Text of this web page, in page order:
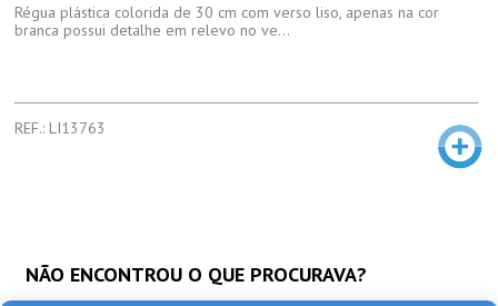
Régua plástica colorida de 30 cm com verso liso, apenas na cor
branca possui detalhe em relevo no ve...
REF.: LI13763
NÃO ENCONTROU O QUE PROCURAVA?